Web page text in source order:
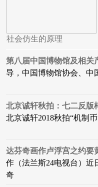
社会仿生的原理
第八届中国博物馆及相关
导，中国博物馆协会、中
北京诚轩秋拍：七二反版
北京诚轩2018秋拍“机制
达芬奇画作卢浮宫之约要
作（法兰斯24电视台）近
奇